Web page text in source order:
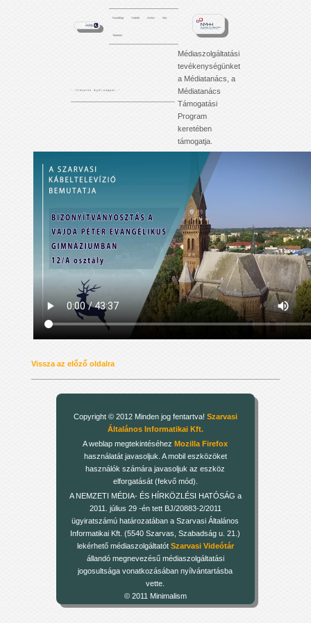
Kezdőlap Videók Archív Info
Tartalom
'. . . f i l m j e i n k é j j e l - n a p p a l . . .'
Médiaszolgáltatási
tevékenységünket
a Médiatanács, a
Médiatanács
Támogatási
Program
keretében
támogatja.
Vissza az előző oldalra
Copyright © 2012 Minden jog fentartva! Szarvasi
Általános Informatikai Kft.
A weblap megtekintéséhezMozilla Firefox
használatát javasoljuk. A mobil eszközöket
használók számára javasoljuk az eszköz
elforgatását (fekvő mód).
A NEMZETI MÉDIA- ÉS HÍRKÖZLÉSI HATÓSÁG a
2011. július 29 -én tett BJ/20883-2/2011
ügyiratszámú határozatában a Szarvasi Általános
Informatikai Kft. (5540 Szarvas, Szabadság u. 21.)
lekérhető médiaszolgáltatót Szarvasi Videótár
állandó megnevezésű médiaszolgáltatási
jogosultsága vonatkozásában nyílvántartásba
vette.
© 2011 Minimalism